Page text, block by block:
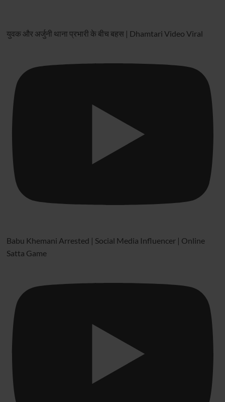
युवक और अर्जुनी थाना प्रभारी के बीच बहस | Dhamtari Video Viral
Babu Khemani Arrested | Social Media Influencer | Online
Satta Game